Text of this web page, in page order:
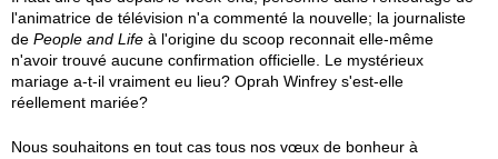
l'animatrice de télévision n'a commenté la nouvelle; la journaliste
de People and Life à l'origine du scoop reconnait elle-même
n'avoir trouvé aucune confirmation officielle. Le mystérieux
mariage a-t-il vraiment eu lieu? Oprah Winfrey s'est-elle
réellement mariée?
Nous souhaitons en tout cas tous nos vœux de bonheur à